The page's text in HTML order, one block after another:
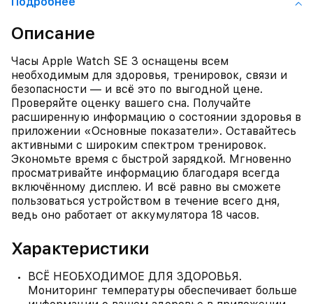
Описание
Часы Apple Watch SE 3 оснащены всем
необходимым для здоровья, тренировок, связи и
безопасности — и всё это по выгодной цене.
Проверяйте оценку вашего сна. Получайте
расширенную информацию о состоянии здоровья в
приложении «Основные показатели». Оставайтесь
активными с широким спектром тренировок.
Экономьте время с быстрой зарядкой. Мгновенно
просматривайте информацию благодаря всегда
включённому дисплею. И всё равно вы сможете
пользоваться устройством в течение всего дня,
ведь оно работает от аккумулятора 18 часов.
Характеристики
ВСЁ НЕОБХОДИМОЕ ДЛЯ ЗДОРОВЬЯ.
Мониторинг температуры обеспечивает больше